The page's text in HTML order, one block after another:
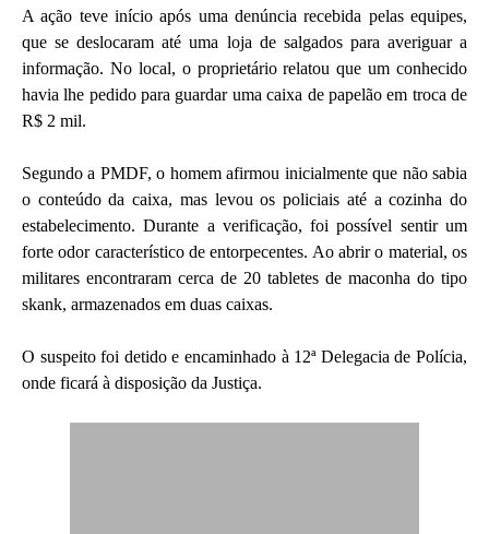
A ação teve início após uma denúncia recebida pelas equipes,
que se deslocaram até uma loja de salgados para averiguar a
informação. No local, o proprietário relatou que um conhecido
havia lhe pedido para guardar uma caixa de papelão em troca de
R$ 2 mil.
Segundo a PMDF, o homem afirmou inicialmente que não sabia
o conteúdo da caixa, mas levou os policiais até a cozinha do
estabelecimento. Durante a verificação, foi possível sentir um
forte odor característico de entorpecentes. Ao abrir o material, os
militares encontraram cerca de 20 tabletes de maconha do tipo
skank, armazenados em duas caixas.
O suspeito foi detido e encaminhado à 12ª Delegacia de Polícia,
onde ficará à disposição da Justiça.